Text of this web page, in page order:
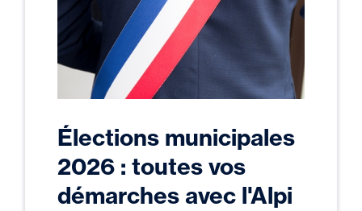
Élections municipales
2026 : toutes vos
démarches avec l'Alpi